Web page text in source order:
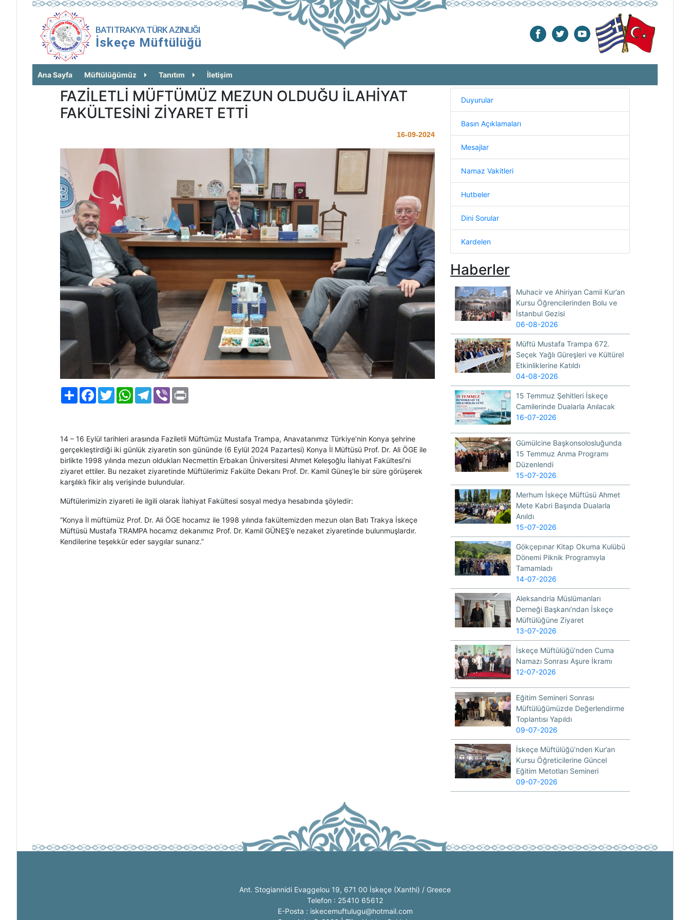
BATI TRAKYA TÜRK AZINLIĞI
İskeçe Müftülüğü
Ana Sayfa Müftülüğümüz Tanıtım İletişim
FAZİLETLİ MÜFTÜMÜZ MEZUN OLDUĞU İLAHİYAT
FAKÜLTESİNİ ZİYARET ETTİ
16-09-2024
PaylaşFacebook
TwitterWhatsAppTelegram
Viber
14 – 16 Eylül tarihleri arasında Faziletli Müftümüz Mustafa Trampa, Anavatanımız Türkiye’nin Konya şehrine
gerçekleştirdiği iki günlük ziyaretin son gününde (6 Eylül 2024 Pazartesi) Konya İl Müftüsü Prof. Dr. Ali ÖGE ile
birlikte 1998 yılında mezun oldukları Necmettin Erbakan Üniversitesi Ahmet Keleşoğlu İlahiyat Fakültesi’ni
ziyaret ettiler. Bu nezaket ziyaretinde Müftülerimiz Fakülte Dekanı Prof. Dr. Kamil Güneş’le bir süre görüşerek
karşılıklı fikir alış verişinde bulundular.
Müftülerimizin ziyareti ile ilgili olarak İlahiyat Fakültesi sosyal medya hesabında şöyledir:
“Konya İl müftümüz Prof. Dr. Ali ÖGE hocamız ile 1998 yılında fakültemizden mezun olan Batı Trakya İskeçe
Müftüsü Mustafa TRAMPA hocamız dekanımız Prof. Dr. Kamil GÜNEŞ’e nezaket ziyaretinde bulunmuşlardır.
Kendilerine teşekkür eder saygılar sunarız.”
Duyurular
Basın Açıklamaları
Mesajlar
Namaz Vakitleri
Hutbeler
Dini Sorular
Kardelen
Haberler
Muhacir ve Ahiriyan Camii Kur’an
Kursu Öğrencilerinden Bolu ve
İstanbul Gezisi
06-08-2026
Müftü Mustafa Trampa 672.
Seçek Yağlı Güreşleri ve Kültürel
Etkinliklerine Katıldı
04-08-2026
15 Temmuz Şehitleri İskeçe
Camilerinde Dualarla Anılacak
16-07-2026
Gümülcine Başkonsolosluğunda
15 Temmuz Anma Programı
Düzenlendi
15-07-2026
Merhum İskeçe Müftüsü Ahmet
Mete Kabri Başında Dualarla
Anıldı
15-07-2026
Gökçepınar Kitap Okuma Kulübü
Dönemi Piknik Programıyla
Tamamladı
14-07-2026
Aleksandria Müslümanları
Derneği Başkanı’ndan İskeçe
Müftülüğüne Ziyaret
13-07-2026
İskeçe Müftülüğü’nden Cuma
Namazı Sonrası Aşure İkramı
12-07-2026
Eğitim Semineri Sonrası
Müftülüğümüzde Değerlendirme
Toplantısı Yapıldı
09-07-2026
İskeçe Müftülüğü’nden Kur’an
Kursu Öğreticilerine Güncel
Eğitim Metotları Semineri
09-07-2026
Ant. Stogiannidi Evaggelou 19, 671 00 İskeçe (Xanthi) / Greece
Telefon : 25410 65612
E-Posta : iskecemuftulugu@hotmail.com